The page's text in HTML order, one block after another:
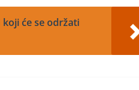
koji će se održati